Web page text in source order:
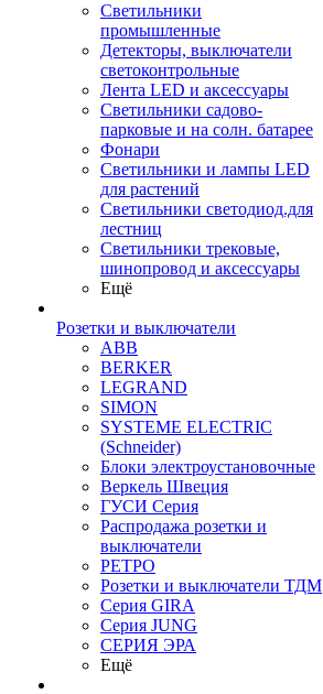
Светильники
промышленные
Детекторы, выключатели
светоконтрольные
Лента LED и аксессуары
Светильники садово-
парковые и на солн. батарее
Фонари
Светильники и лампы LED
для растений
Светильники светодиод.для
лестниц
Светильники трековые,
шинопровод и аксессуары
Ещё
Розетки и выключатели
ABB
BERKER
LEGRAND
SIMON
SYSTEME ELECTRIC
(Schneider)
Блоки электроустановочные
Веркель Швеция
ГУСИ Серия
Распродажа розетки и
выключатели
РЕТРО
Розетки и выключатели ТДМ
Серия GIRA
Серия JUNG
СЕРИЯ ЭРА
Ещё